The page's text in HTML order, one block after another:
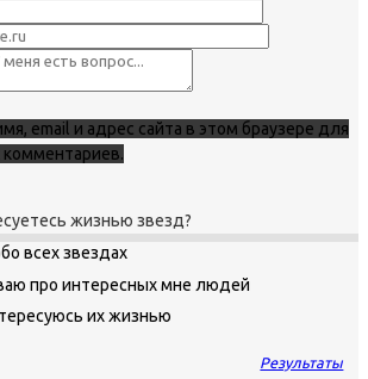
email и адрес сайта в этом браузере для
жизнью звезд?
всех звездах
про интересных мне людей
их жизнью
Результаты